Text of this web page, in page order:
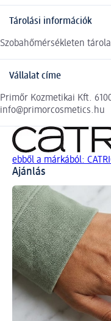
Tárolási információk
Szobahőmérsékleten
Vállalat címe
Primőr Kozmetikai Kft.
info@primorcosmetics.hu
ebből a márkából:
Ajánlás